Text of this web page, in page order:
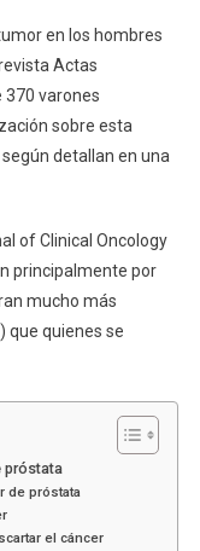
en los hombres
Actas
370 varones
sobre esta
detallan en una
of Clinical Oncology
principalmente por
mucho más
que quienes se
próstata
de próstata
el cáncer